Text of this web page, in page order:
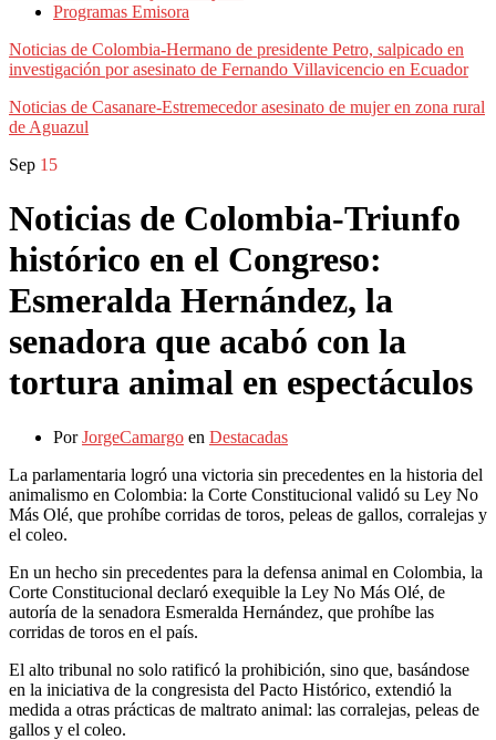
Programas Emisora
Noticias de Colombia-Hermano de presidente Petro, salpicado en
investigación por asesinato de Fernando Villavicencio en Ecuador
Noticias de Casanare-Estremecedor asesinato de mujer en zona rural
de Aguazul
Sep 15
Noticias de Colombia-Triunfo
histórico en el Congreso:
Esmeralda Hernández, la
senadora que acabó con la
tortura animal en espectáculos
PorJorgeCamargo en Destacadas
La parlamentaria logró una victoria sin precedentes en la historia del
animalismo en Colombia: la Corte Constitucional validó su Ley No
Más Olé, que prohíbe corridas de toros, peleas de gallos, corralejas y
el coleo.
En un hecho sin precedentes para la defensa animal en Colombia, la
Corte Constitucional declaró exequible la Ley No Más Olé, de
autoría de la senadora Esmeralda Hernández, que prohíbe las
corridas de toros en el país.
El alto tribunal no solo ratificó la prohibición, sino que, basándose
en la iniciativa de la congresista del Pacto Histórico, extendió la
medida a otras prácticas de maltrato animal: las corralejas, peleas de
gallos y el coleo.